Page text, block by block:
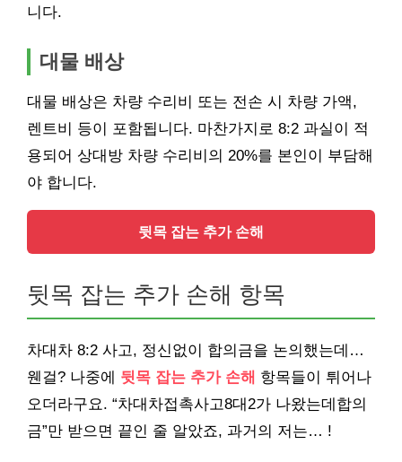
니다.
대물 배상
대물 배상은 차량 수리비 또는 전손 시 차량 가액,
렌트비 등이 포함됩니다. 마찬가지로 8:2 과실이 적
용되어 상대방 차량 수리비의 20%를 본인이 부담해
야 합니다.
뒷목 잡는 추가 손해
뒷목 잡는 추가 손해 항목
차대차 8:2 사고, 정신없이 합의금을 논의했는데…
웬걸? 나중에 뒷목 잡는 추가 손해 항목들이 튀어나
오더라구요. “차대차접촉사고8대2가 나왔는데합의
금”만 받으면 끝인 줄 알았죠, 과거의 저는… !